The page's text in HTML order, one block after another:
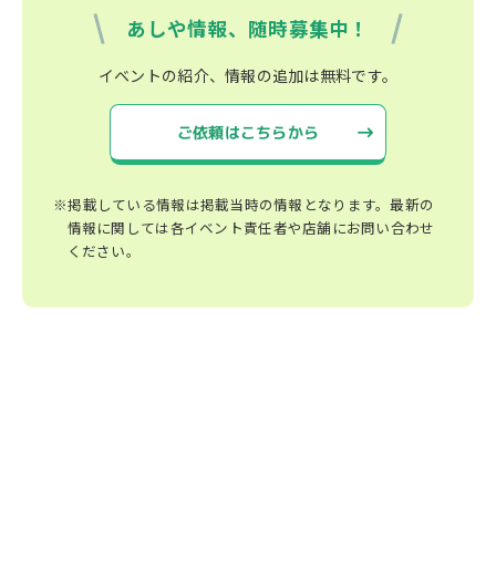
あしや情報、随時募集中！
イベントの紹介、情報の追加は無料です。
ご依頼はこちらから
※掲載している情報は掲載当時の情報となります。最新の
情報に関しては各イベント責任者や店舗にお問い合わせ
ください。